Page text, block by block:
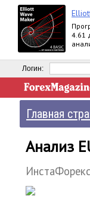
4.61
Логин:
Главная
Анализ